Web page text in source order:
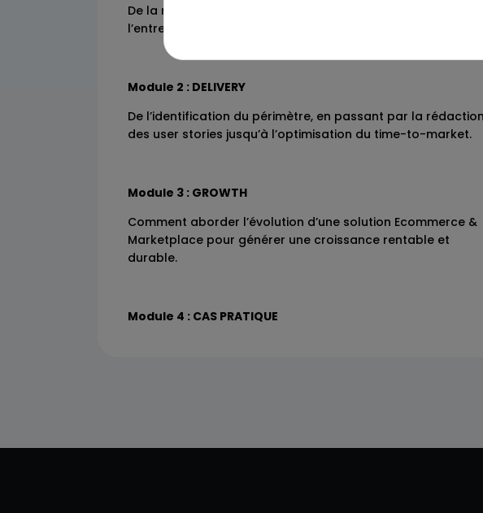
De la mise en cohérence du produit avec la stratégie de
l’entreprise à sa conception.
Module 2 : DELIVERY
De l’identification du périmètre, en passant par la rédaction
des user stories jusqu’à l’optimisation du time-to-market.
Module 3 : GROWTH
Comment aborder l’évolution d’une solution Ecommerce &
Marketplace pour générer une croissance rentable et
durable.
Module 4 : CAS PRATIQUE